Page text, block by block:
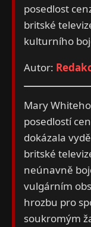
posedlost
britské
kulturního
Autor:
Mary
posedlostí
dokázala
britské
neúnavně
vulgárním
hrozbu pro
soukromým